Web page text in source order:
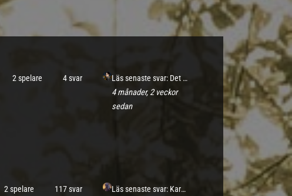
2 spelare 4 svar
Läs senaste svar: Det brustna svärdet
4 månader, 2 veckor
sedan
2 spelare 117 svar
Läs senaste svar: Karavanen till Iselem når Eldoria (Arzin)